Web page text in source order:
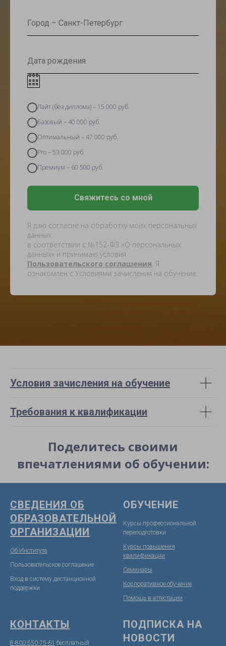
Лайт (без диплома) – 15 000 руб.
Базовый – 40 000 руб.
Оптимальный – 47 000 руб.
Pro – 53 000 руб.
Премиум – 60 500 руб.
Свяжитесь со мной
Я даю согласие на обработку моих персональных
данных
в соответствии с №152-ФЗ «О персональных
данных» и принимаю условия
Пользовательского соглашения. Я
ознакомлен с Условиями зачисления на обучение.
Условия зачисления на обучение
Требования к квалификации
Поделитесь своими
впечатлениями об обучении:
СВЕДЕНИЯ ОБ
ОБРАЗОВАТЕЛЬНОЙ
ОРГАНИЗАЦИИ
Об Институте
Пользовательское соглашение
Вход в систему дистанционной
поддержки
ОБУЧЕНИЕ
Курсы профессиональной
переподготовки
Курсы повышения
квалификации
Семинары
Корпоративное обучение
Помощь в аттестации
КОНТАКТЫ
8-800-550-75-61 бесплатный
ПОДПИСКА НА
НОВОСТИ